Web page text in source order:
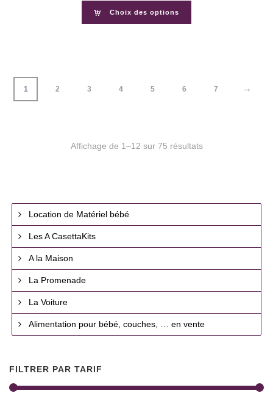
Choix des options
1 2 3 4 5 6 7 →
Affichage de 1–12 sur 75 résultats
Location de Matériel bébé
Les A CasettaKits
A la Maison
La Promenade
La Voiture
Alimentation pour bébé, couches, … en vente
FILTRER PAR TARIF